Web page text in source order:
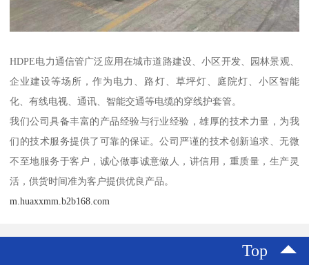
HDPE电力通信管广泛应用在城市道路建设、小区开发、园林景观、
企业建设等场所，作为电力、路灯、草坪灯、庭院灯、小区智能
化、有线电视、通讯、智能交通等电缆的穿线护套管。
我们公司具备丰富的产品经验与行业经验，雄厚的技术力量，为我
们的技术服务提供了可靠的保证。公司严谨的技术创新追求、无微
不至地服务于客户，诚心做事诚意做人，讲信用，重质量，生产灵
活，供货时间准为客户提供优良产品。
m.huaxxmm.b2b168.com
Top